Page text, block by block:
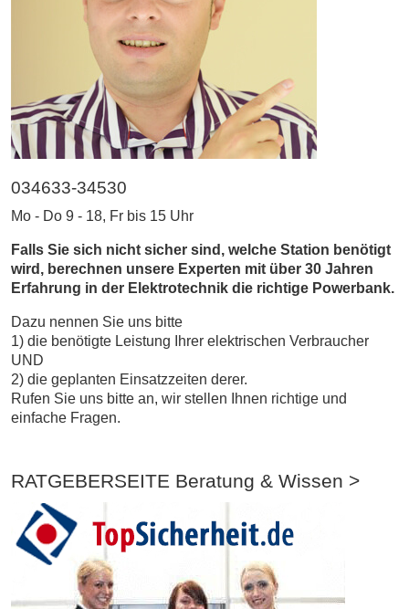
034633-34530
Mo - Do 9 - 18, Fr bis 15 Uhr
Falls Sie sich nicht sicher sind, welche Station benötigt
wird, berechnen unsere Experten mit über 30 Jahren
Erfahrung in der Elektrotechnik die richtige Powerbank.
Dazu nennen Sie uns bitte
1) die benötigte Leistung Ihrer elektrischen Verbraucher
UND
2) die geplanten Einsatzzeiten derer.
Rufen Sie uns bitte an, wir stellen Ihnen richtige und
einfache Fragen.
RATGEBERSEITE Beratung & Wissen >